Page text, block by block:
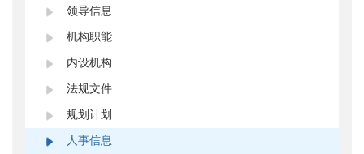
领导信息
机构职能
内设机构
法规文件
规划计划
人事信息